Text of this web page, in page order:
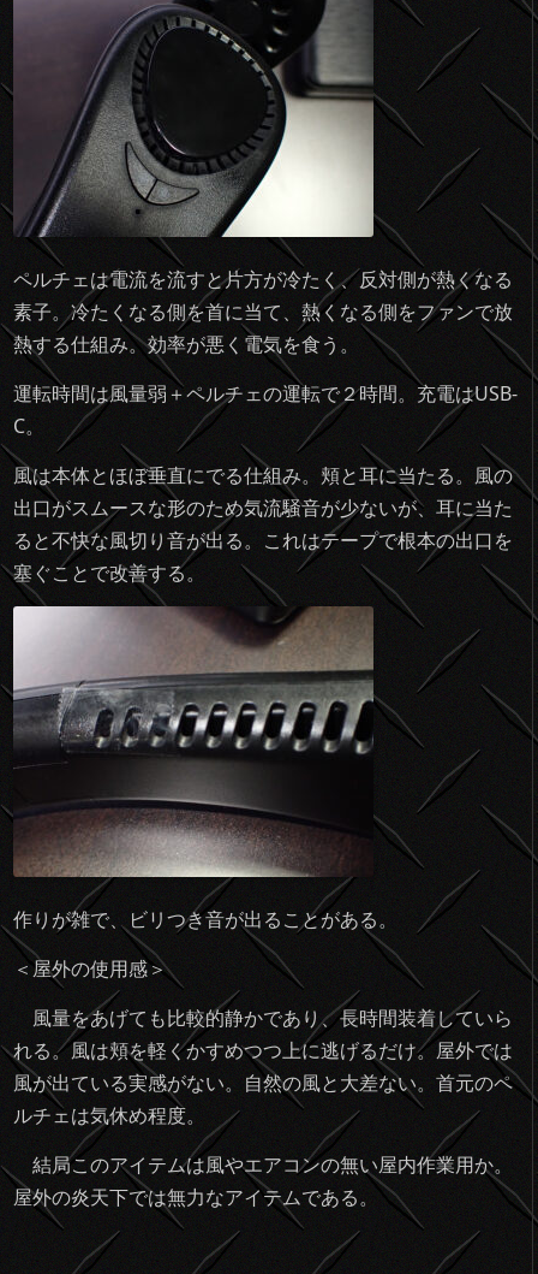
ペルチェは電流を流すと片方が冷たく、反対側が熱くなる
素子。冷たくなる側を首に当て、熱くなる側をファンで放
熱する仕組み。効率が悪く電気を食う。
運転時間は風量弱＋ペルチェの運転で２時間。充電はUSB-
C。
風は本体とほぼ垂直にでる仕組み。頬と耳に当たる。風の
出口がスムースな形のため気流騒音が少ないが、耳に当た
ると不快な風切り音が出る。これはテープで根本の出口を
塞ぐことで改善する。
作りが雑で、ビリつき音が出ることがある。
＜屋外の使用感＞
風量をあげても比較的静かであり、長時間装着していら
れる。風は頬を軽くかすめつつ上に逃げるだけ。屋外では
風が出ている実感がない。自然の風と大差ない。首元のペ
ルチェは気休め程度。
結局このアイテムは風やエアコンの無い屋内作業用か。
屋外の炎天下では無力なアイテムである。